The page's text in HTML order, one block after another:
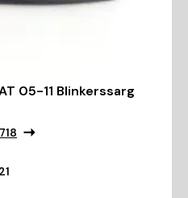
05-11 Blinkerssarg